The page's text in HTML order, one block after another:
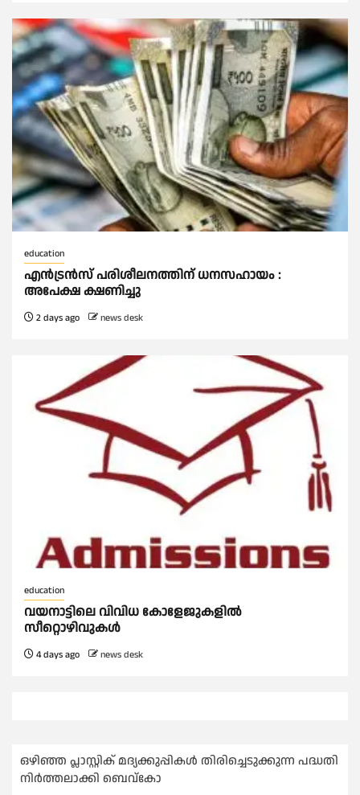
education
എന്‍ട്രന്‍സ് പരിശീലനത്തിന് ധനസഹായം :
അപേക്ഷ ക്ഷണിച്ചു
2 days ago news desk
education
വയനാട്ടിലെ വിവിധ കോളേജുകളിൽ
സീറ്റൊഴിവുകൾ
4 days ago news desk
ഒഴിഞ്ഞ പ്ലാസ്റ്റിക് മദ്യക്കുപ്പികള്‍ തിരിച്ചെടുക്കുന്ന പദ്ധതി
നിര്‍ത്തലാക്കി ബെവ്കോ